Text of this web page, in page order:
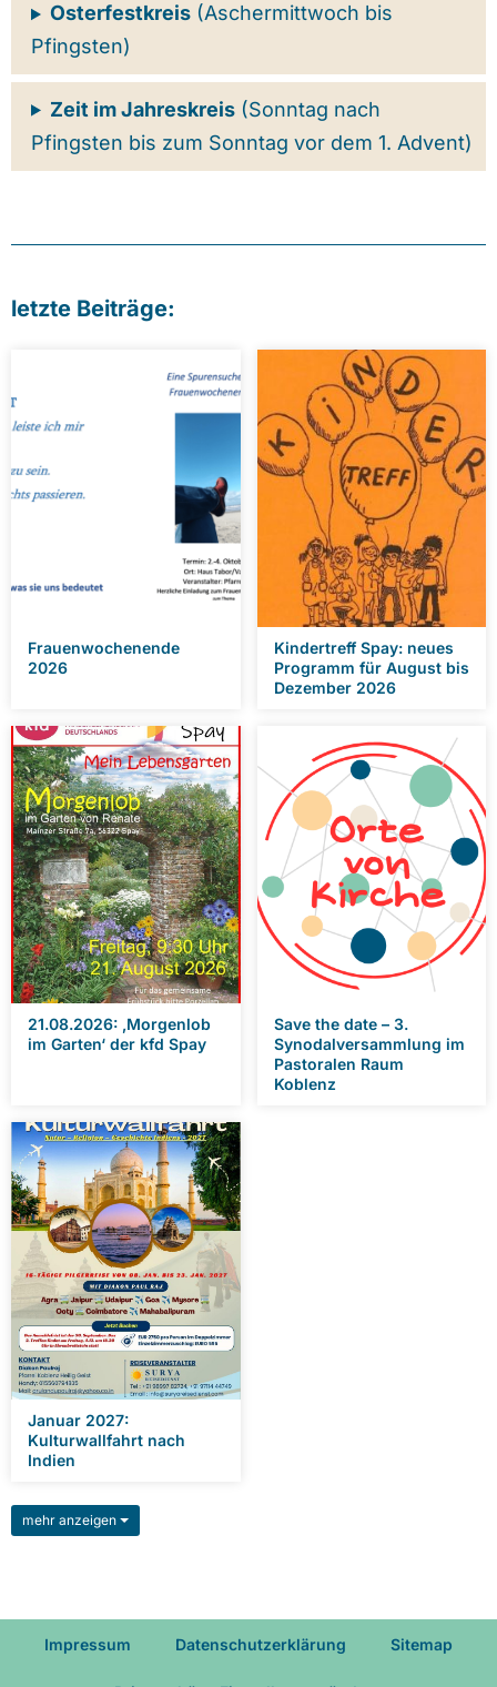
Osterfestkreis(Aschermittwoch bis
Pfingsten)
Zeit im Jahreskreis(Sonntag nach
Pfingsten bis zum Sonntag vor dem 1. Advent)
letzte Beiträge:
Frauenwochenende
2026
Kindertreff Spay: neues
Programm für August bis
Dezember 2026
21.08.2026: ‚Morgenlob
im Garten‘ der kfd Spay
Save the date – 3.
Synodalversammlung im
Pastoralen Raum
Koblenz
Januar 2027:
Kulturwallfahrt nach
Indien
mehr anzeigen
Impressum Datenschutzerklärung Sitemap